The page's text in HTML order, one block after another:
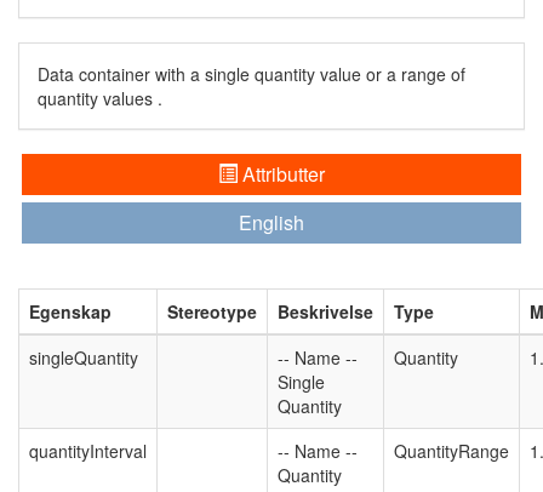
Data container with a single quantity value or a range of
quantity values .
Attributter
English
Egenskap Stereotype Beskrivelse Type
singleQuantity
-- Name --
Single
Quantity
Quantity
quantityInterval
-- Name --
Quantity
QuantityRange